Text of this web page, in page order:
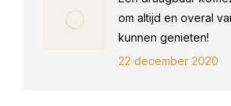
om altijd en overal
kunnen genieten!
22 december 2020